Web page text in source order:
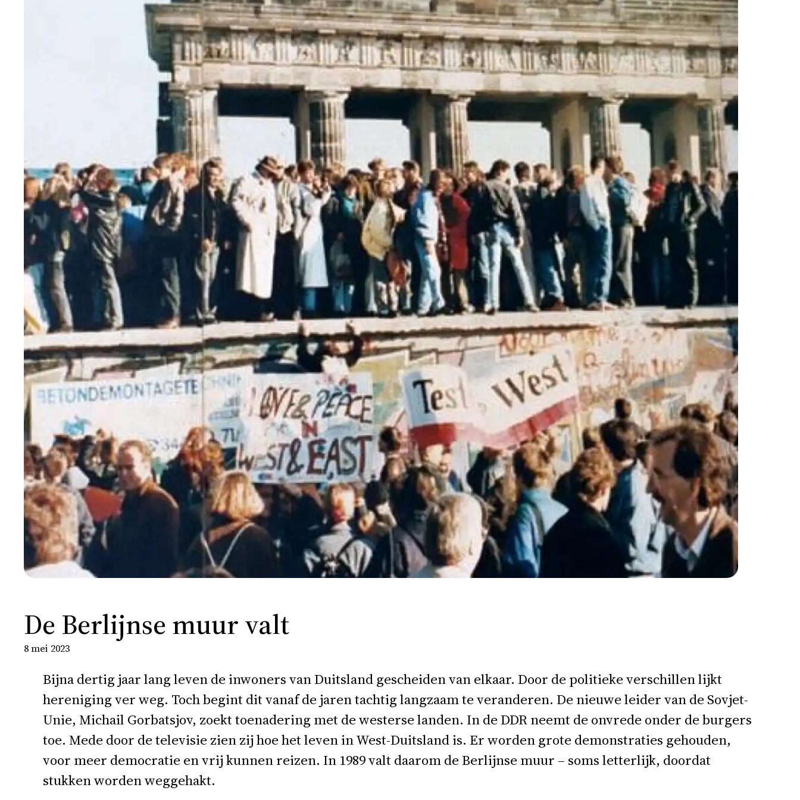
De Berlijnse muur valt
8 mei 2023
Bijna dertig jaar lang leven de inwoners van Duitsland gescheiden van elkaar. Door de politieke verschillen lijkt
hereniging ver weg. Toch begint dit vanaf de jaren tachtig langzaam te veranderen. De nieuwe leider van de Sovjet-
Unie, Michail Gorbatsjov, zoekt toenadering met de westerse landen. In de DDR neemt de onvrede onder de burgers
toe. Mede door de televisie zien zij hoe het leven in West-Duitsland is. Er worden grote demonstraties gehouden,
voor meer democratie en vrij kunnen reizen. In 1989 valt daarom de Berlijnse muur – soms letterlijk, doordat
stukken worden weggehakt.